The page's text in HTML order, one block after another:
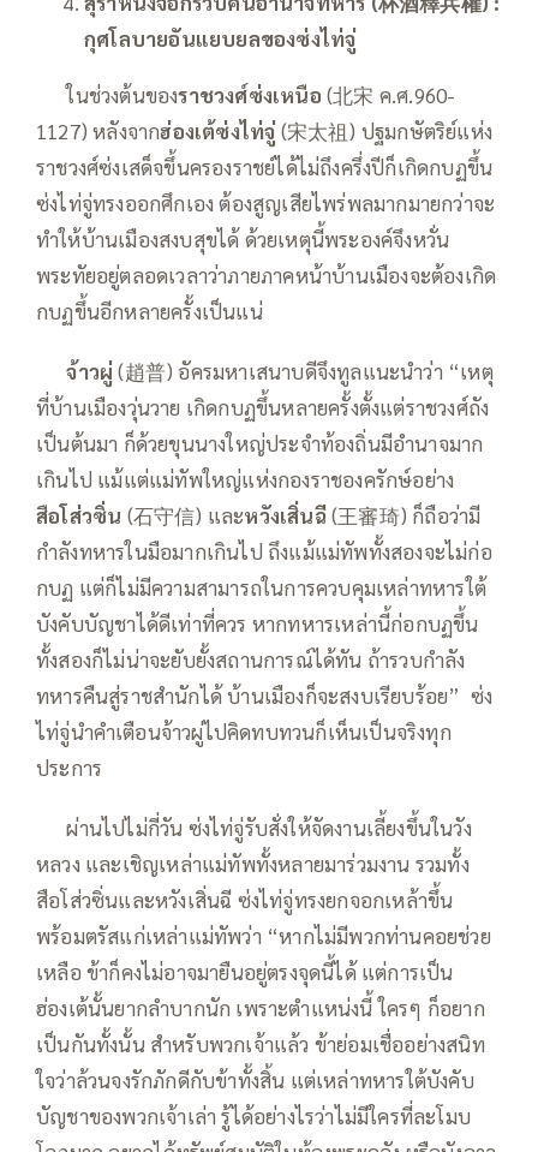
กุศโลบายอันแยบยลของซ่งไท่จู่
—–ในช่วงต้นของราชวงศ์ซ่งเหนือ (北宋 ค.ศ.960-
1127) หลังจากฮ่องเต้ซ่งไท่จู่ (宋太祖) ปฐมกษัตริย์แห่ง
ราชวงศ์ซ่งเสด็จขึ้นครองราชย์ได้ไม่ถึงครึ่งปีก็เกิดกบฏขึ้น
ซ่งไท่จู่ทรงออกศึกเอง ต้องสูญเสียไพร่พลมากมายกว่าจะ
ทำให้บ้านเมืองสงบสุขได้ ด้วยเหตุนี้พระองค์จึงหวั่น
พระทัยอยู่ตลอดเวลาว่าภายภาคหน้าบ้านเมืองจะต้องเกิด
กบฏขึ้นอีกหลายครั้งเป็นแน่
—–จ้าวผู่ (趙普) อัครมหาเสนาบดีจึงทูลแนะนำว่า “เหตุ
ที่บ้านเมืองวุ่นวาย เกิดกบฏขึ้นหลายครั้งตั้งแต่ราชวงศ์ถัง
เป็นต้นมา ก็ด้วยขุนนางใหญ่ประจำท้องถิ่นมีอำนาจมาก
เกินไป แม้แต่แม่ทัพใหญ่แห่งกองราชองครักษ์อย่าง
สือโส่วซิ่น (石守信) และหวังเสิ่นฉี(王審琦) ก็ถือว่ามี
กำลังทหารในมือมากเกินไป ถึงแม้แม่ทัพทั้งสองจะไม่ก่อ
กบฏ แต่ก็ไม่มีความสามารถในการควบคุมเหล่าทหารใต้
บังคับบัญชาได้ดีเท่าที่ควร หากทหารเหล่านี้ก่อกบฏขึ้น
ทั้งสองก็ไม่น่าจะยับยั้งสถานการณ์ได้ทัน ถ้ารวบกำลัง
ทหารคืนสู่ราชสำนักได้ บ้านเมืองก็จะสงบเรียบร้อย” ซ่ง
ไท่จู่นำคำเตือนจ้าวผู่ไปคิดทบทวนก็เห็นเป็นจริงทุก
ประการ
—–ผ่านไปไม่กี่วัน ซ่งไท่จู่รับสั่งให้จัดงานเลี้ยงขึ้นในวัง
หลวง และเชิญเหล่าแม่ทัพทั้งหลายมาร่วมงาน รวมทั้ง
สือโส่วซิ่นและหวังเสิ่นฉี ซ่งไท่จู่ทรงยกจอกเหล้าขึ้น
พร้อมตรัสแก่เหล่าแม่ทัพว่า “หากไม่มีพวกท่านคอยช่วย
เหลือ ข้าก็คงไม่อาจมายืนอยู่ตรงจุดนี้ได้ แต่การเป็น
ฮ่องเต้นั้นยากลำบากนัก เพราะตำแหน่งนี้ ใครๆ ก็อยาก
เป็นกันทั้งนั้น สำหรับพวกเจ้าแล้ว ข้าย่อมเชื่ออย่างสนิท
ใจว่าล้วนจงรักภักดีกับข้าทั้งสิ้น แต่เหล่าทหารใต้บังคับ
บัญชาของพวกเจ้าเล่า รู้ได้อย่างไรว่าไม่มีใครที่ละโมบ